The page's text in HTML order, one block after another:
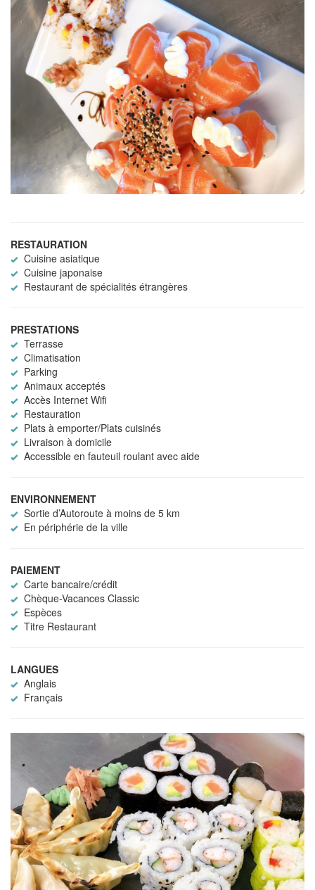
RESTAURATION
Cuisine asiatique
Cuisine japonaise
Restaurant de spécialités étrangères
PRESTATIONS
Terrasse
Climatisation
Parking
Animaux acceptés
Accès Internet Wifi
Restauration
Plats à emporter/Plats cuisinés
Livraison à domicile
Accessible en fauteuil roulant avec aide
ENVIRONNEMENT
Sortie d’Autoroute à moins de 5 km
En périphérie de la ville
PAIEMENT
Carte bancaire/crédit
Chèque-Vacances Classic
Espèces
Titre Restaurant
LANGUES
Anglais
Français